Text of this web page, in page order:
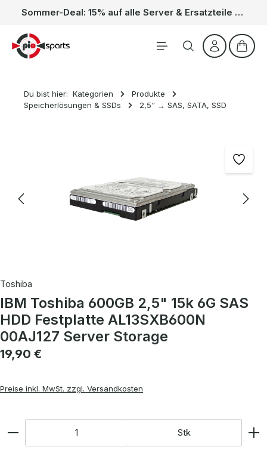
Zum Hauptinhalt springen Sommer-Deal: 15% auf alle Server & Ersatzteile – Kein Code nötig, der Rabatt wird automatisch im Warenkorb abgezogen. Gültig vom 01.06. bis 31.08.
Du bist hier: Kategorien
Produkte
Speicherlösungen & SSDs
2,5" → SAS, SATA, SSD
Toshiba
IBM Toshiba 600GB 2,5" 15k 6G SAS
HDD Festplatte AL13SXB600N
00AJ127 Server Storage
Regulärer Preis:
19,90 €
Preise inkl. MwSt. zzgl. Versandkosten
Stk